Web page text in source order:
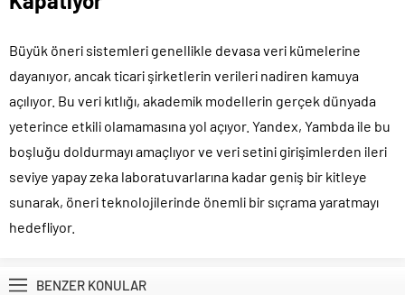
Büyük öneri sistemleri genellikle devasa veri kümelerine
dayanıyor, ancak ticari şirketlerin verileri nadiren kamuya
açılıyor. Bu veri kıtlığı, akademik modellerin gerçek dünyada
yeterince etkili olamamasına yol açıyor. Yandex, Yambda ile bu
boşluğu doldurmayı amaçlıyor ve veri setini girişimlerden ileri
seviye yapay zeka laboratuvarlarına kadar geniş bir kitleye
sunarak, öneri teknolojilerinde önemli bir sıçrama yaratmayı
hedefliyor.
BENZER KONULAR